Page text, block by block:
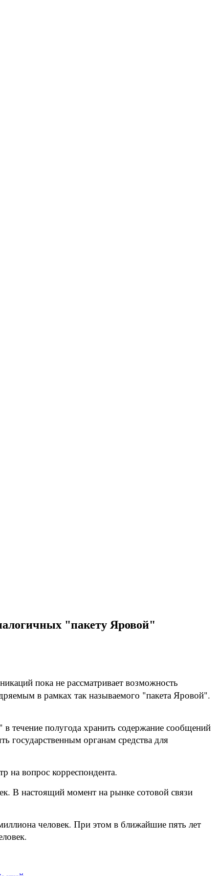
"пакету Яровой"
пока не рассматривает возможность
в рамках так называемого "пакета Яровой".
течение полугода хранить содержание сообщений
государственным органам средства для
на вопрос корреспондента.
В настоящий момент на рынке сотовой связи
человек. При этом в ближайшие пять лет